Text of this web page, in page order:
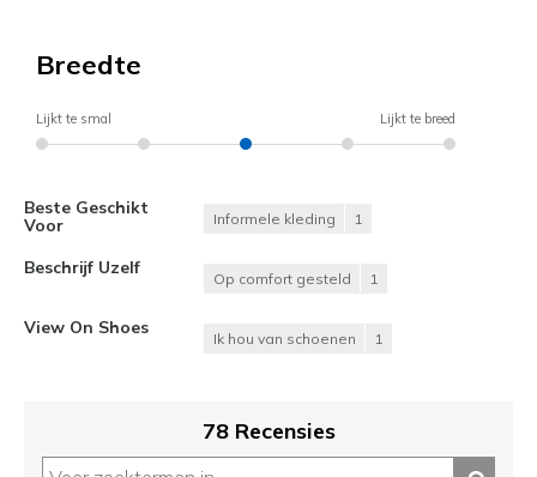
Breedte
Lijkt te smal Lijkt te breed
Beste Geschikt
Voor
Informele kleding 1
Beschrijf Uzelf
Op comfort gesteld 1
View On Shoes
Ik hou van schoenen 1
78 Recensies